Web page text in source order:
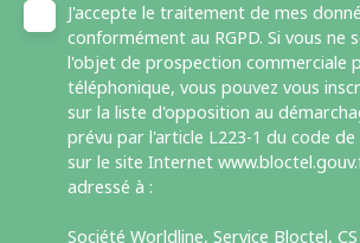
J'accepte le traitement de mes
conformément au RGPD. Si vous ne
l'objet de prospection commerciale
téléphonique, vous pouvez vous
sur la liste d'opposition au
prévu par l'article L223-1 du code
sur le site Internet
adressé à :
Société Worldline, Service Bloctel,